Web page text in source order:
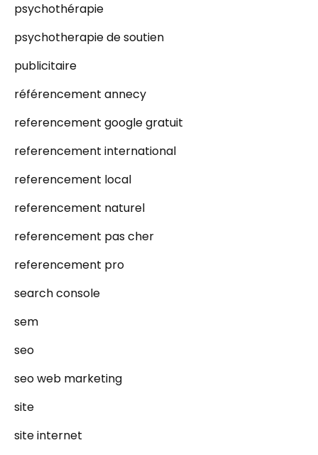
psychothérapie
psychotherapie de soutien
publicitaire
référencement annecy
referencement google gratuit
referencement international
referencement local
referencement naturel
referencement pas cher
referencement pro
search console
sem
seo
seo web marketing
site
site internet